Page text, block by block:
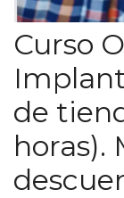
Curso
de
horas).